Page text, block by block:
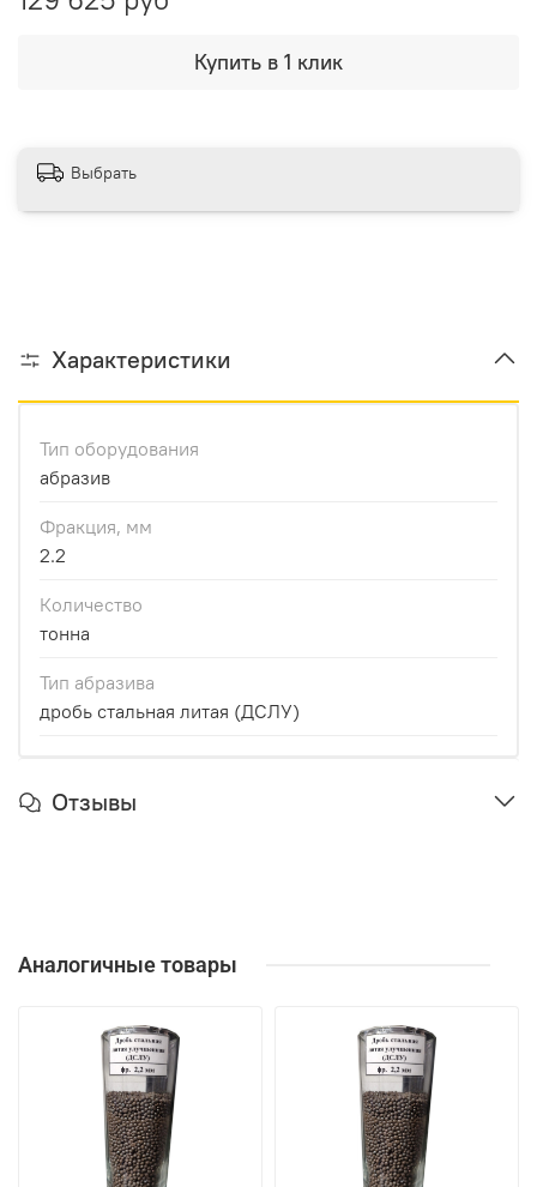
Купить в 1 клик
Выбрать
Характеристики
Тип оборудования
абразив
Фракция, мм
2.2
Количество
тонна
Тип абразива
дробь стальная литая (ДСЛУ)
Отзывы
Аналогичные товары